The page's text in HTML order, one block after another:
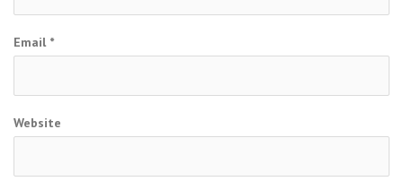
Email *
Website